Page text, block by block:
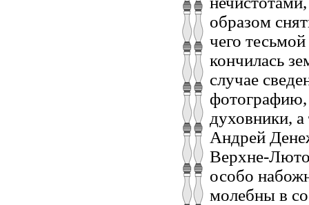
образом
чего
кончилась
случае
фотографию,
духовники,
Андрей
Верхне-
особо
молебны в